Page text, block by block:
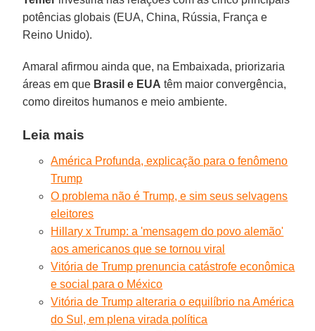
potências globais (EUA, China, Rússia, França e
Reino Unido).
Amaral afirmou ainda que, na Embaixada, priorizaria
áreas em que Brasil e EUA têm maior convergência,
como direitos humanos e meio ambiente.
Leia mais
América Profunda, explicação para o fenômeno
Trump
O problema não é Trump, e sim seus selvagens
eleitores
Hillary x Trump: a 'mensagem do povo alemão'
aos americanos que se tornou viral
Vitória de Trump prenuncia catástrofe econômica
e social para o México
Vitória de Trump alteraria o equilíbrio na América
do Sul, em plena virada política